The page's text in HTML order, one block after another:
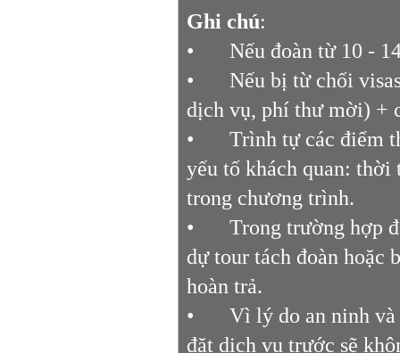
Ghi chú:
•
Nếu đoàn từ 10 -
•
Nếu bị từ chối
dịch vụ, phí thư mời) +
•
Trình tự các điểm
yếu tố khách quan: thời
trong chương trình.
•
Trong trường hợp
dự tour tách đoàn hoặc
hoàn trả.
•
Vì lý do an ninh
đặt dịch vụ trước sẽ